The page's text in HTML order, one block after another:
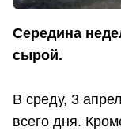
Середина
сырой.
В среду, 3
всего дня.